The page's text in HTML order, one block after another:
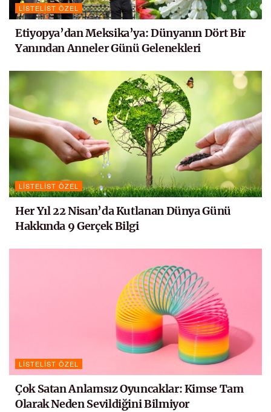
LISTELIST ÖZEL
Etiyopya’dan Meksika’ya: Dünyanın Dört Bir
Yanından Anneler Günü Gelenekleri
LISTELIST ÖZEL
Her Yıl 22 Nisan’da Kutlanan Dünya Günü
Hakkında 9 Gerçek Bilgi
LISTELIST ÖZEL
Çok Satan Anlamsız Oyuncaklar: Kimse Tam
Olarak Neden Sevildiğini Bilmiyor